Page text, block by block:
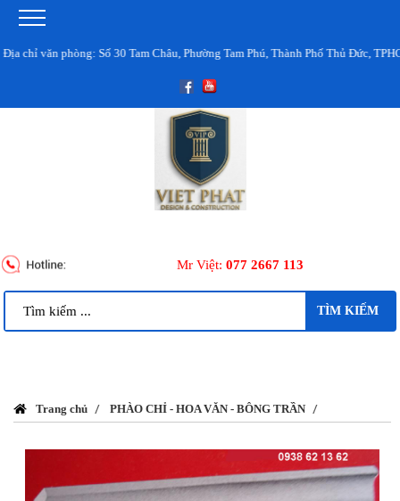
văn phòng: Số 30 Tam Châu, Phường Tam Phú, Thành Phố Thủ Đức, TPHCM
Mr Việt: 077 2667 113
TÌM KIẾM
Trang chủ PHÀO CHỈ - HOA VĂN - BÔNG TRẦN